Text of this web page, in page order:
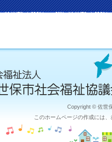
Copyright © 佐世
このホームページの作成には